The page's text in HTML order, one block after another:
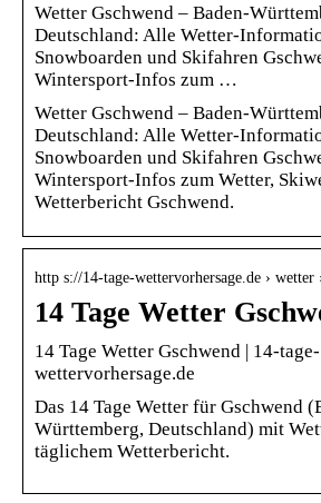
Wetter Gschwend – Baden-
Deutschland: Alle Wetter-
Snowboarden und Skifahren
Wintersport-Infos zum …
Wetter Gschwend – Baden-
Deutschland: Alle Wetter-
Snowboarden und Skifahren
Wintersport-Infos zum Wetter,
Wetterbericht Gschwend.
http s://14-tage-wettervorhersage.de › wetter
14 Tage Wetter
14 Tage Wetter Gschwend | 14-tage-
wettervorhersage.de
Das 14 Tage Wetter für Gschwend
Württemberg, Deutschland) mit
täglichem Wetterbericht.